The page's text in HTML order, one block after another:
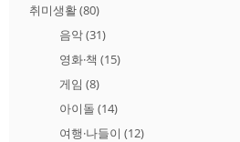
취미생활(80)
음악(31)
영화·책 (15)
게임 (8)
아이돌 (14)
여행·나들이 (12)